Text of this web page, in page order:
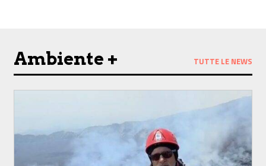
Ambiente + TUTTE LE NEWS